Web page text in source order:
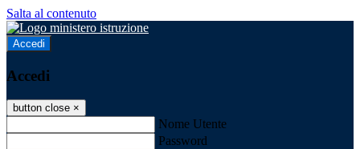
Salta al contenuto
Accedi
Accedi
button close ×
Nome Utente
Password